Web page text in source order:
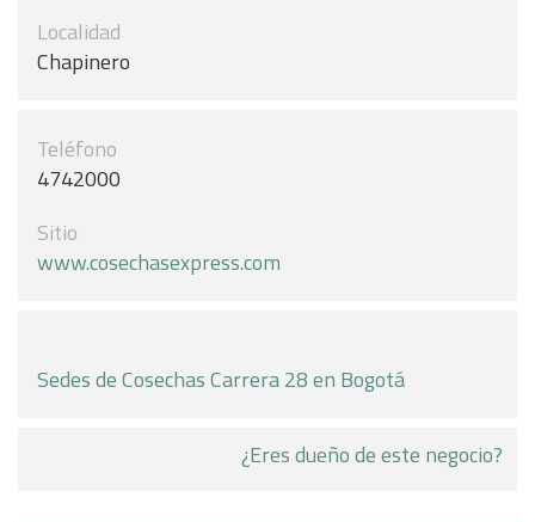
Localidad
Chapinero
Teléfono
4742000
Sitio
www.cosechasexpress.com
Sedes de Cosechas Carrera 28 en Bogotá
¿Eres dueño de este negocio?